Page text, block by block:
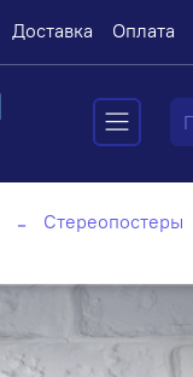
Доставка Оплата
Стереопостеры